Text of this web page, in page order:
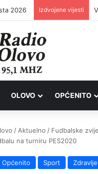
2026 Izdvojene vijesti
OLOVO OPĆENITO
/ Aktuelno / Fudbalske
na turniru PES2020
Općenito Sport Zdravlje